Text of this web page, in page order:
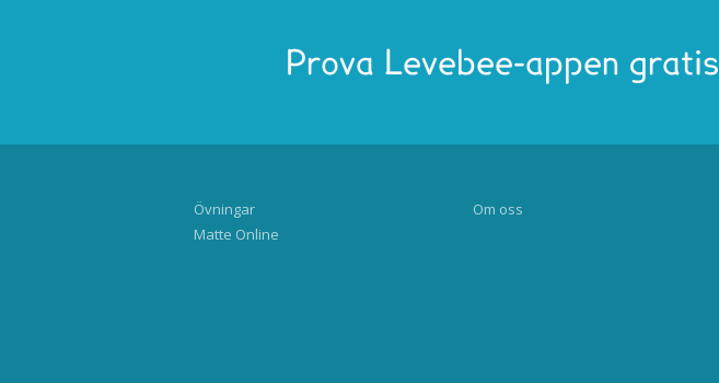
Prova Levebee-appen gratis
Övningar
Matte Online
Om oss